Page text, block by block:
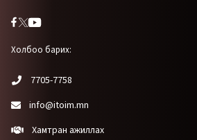
Холбоо барих:
7705-7758
info@itoim.mn
Хамтран ажиллах